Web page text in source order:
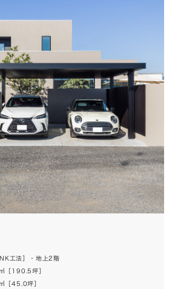
工法］・地上2階
［190.5坪］
［45.0坪］